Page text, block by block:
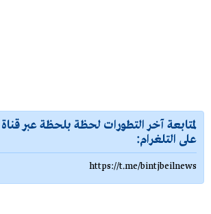
لمتابعة آخر التطورات لحظة بلحظة عبر
على التلغرام:
https://t.me/bintjbeilnews